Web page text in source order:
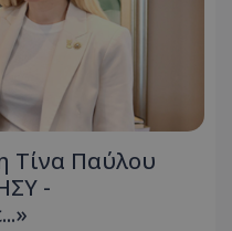
Τίνα Παύλου
-
επιτρέπουν
όπως τη
λογαριασμού.
σωστά
cookies.
Προμηθευτής
Πεδίο